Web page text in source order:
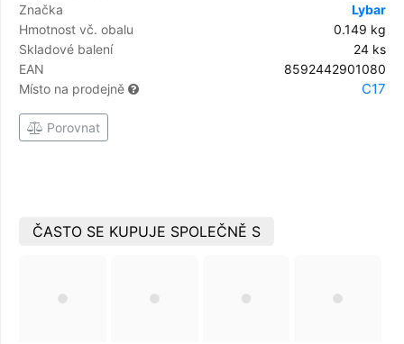
Značka
Lybar
Hmotnost vč. obalu
0.149 kg
Skladové balení
24 ks
EAN
8592442901080
Místo na prodejně
C17
Porovnat
ČASTO SE KUPUJE SPOLEČNĚ S